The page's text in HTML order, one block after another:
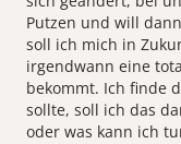
Putzen und will
soll ich mich in
irgendwann eine
bekommt. Ich finde
sollte, soll ich das
oder was kann ich